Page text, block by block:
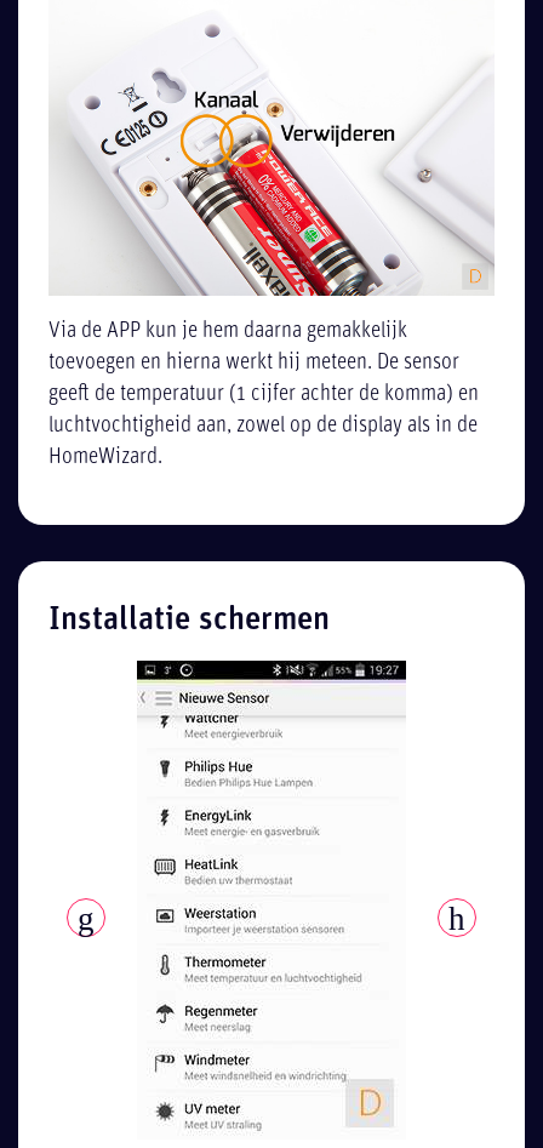
Via de APP kun je hem daarna gemakkelijk
toevoegen en hierna werkt hij meteen. De sensor
geeft de temperatuur (1 cijfer achter de komma) en
luchtvochtigheid aan, zowel op de display als in de
HomeWizard.
Installatie schermen